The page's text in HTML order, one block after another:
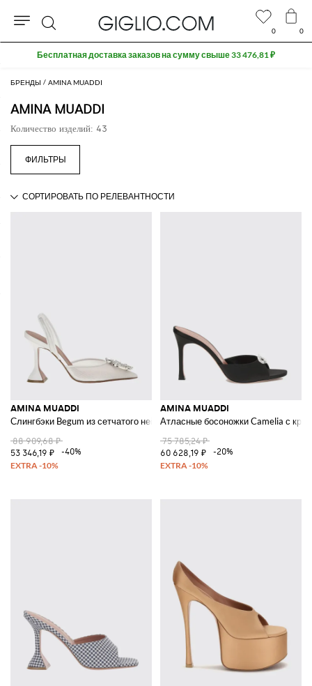
БРЕНДЫ AMINA MUADDI
AMINA MUADDI
Количество изделий: 43
AMINA MUADDI
Слингбэки Begum из сетчатого нейлона с пряжкой-драгоценностью
88 909,68 ₽
53 346,19 ₽
-40%
AMINA MUADDI
Атласные босоножки Camelia с
75 785,24 ₽
60 628,19 ₽
-20%
0 0
Поиск
Бесплатная доставка заказов на сумму свыше 33 476,81 ₽